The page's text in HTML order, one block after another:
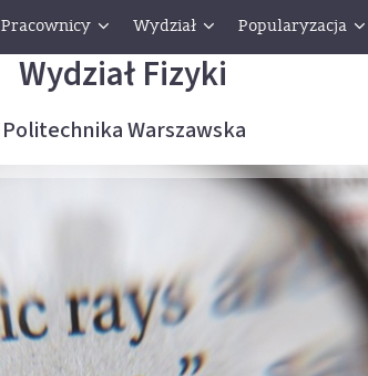
Pracownicy Wydział Popularyzacja
Wydział Fizyki
Politechnika Warszawska